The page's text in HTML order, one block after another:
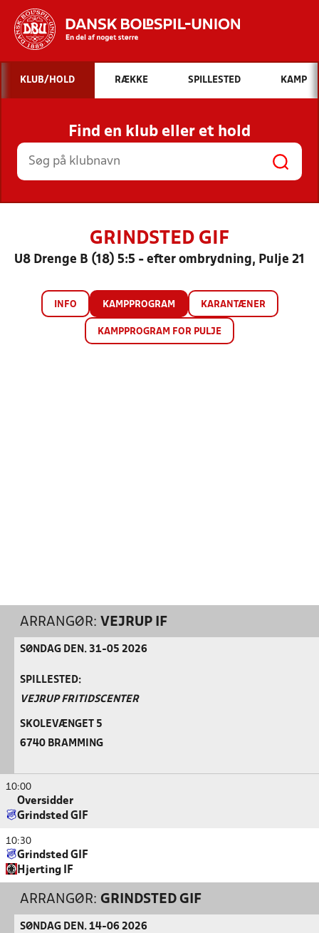
Hvad vil du søge efter?
INDHOLD OG NYHEDER
STILLINGER, RESULTATER, KLUBBER OG
HOLD
KLUB/HOLD RÆKKE SPILLESTED KAMP
Find en klub eller et hold
GRINDSTED GIF
U8 Drenge B (18) 5:5 - efter ombrydning, Pulje 21
INFO KAMPPROGRAM KARANTÆNER
KAMPPROGRAM FOR PULJE
ARRANGØR: VEJRUP IF
SØNDAG DEN. 31-05 2026
SPILLESTED:
VEJRUP FRITIDSCENTER
SKOLEVÆNGET 5
6740 BRAMMING
10:00
Oversidder
Grindsted GIF
10:30
Grindsted GIF
Hjerting IF
ARRANGØR: GRINDSTED GIF
SØNDAG DEN. 14-06 2026